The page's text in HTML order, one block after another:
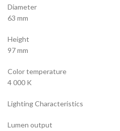
Diameter
63 mm
Height
97 mm
Color temperature
4 000 K
Lighting Characteristics
Lumen output